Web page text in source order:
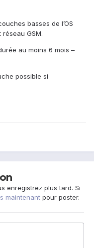
basses de l’OS
GSM.
au moins 6 mois –
possible si
enregistrez plus tard. Si
maintenant pour poster.